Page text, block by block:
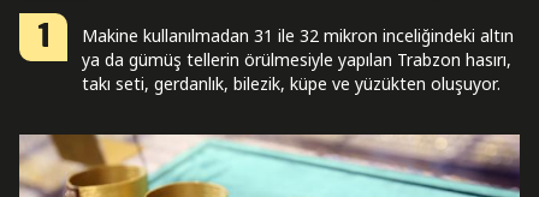
1
Makine kullanılmadan 31 ile 32 mikron inceliğindeki altın
ya da gümüş tellerin örülmesiyle yapılan Trabzon hasırı,
takı seti, gerdanlık, bilezik, küpe ve yüzükten oluşuyor.